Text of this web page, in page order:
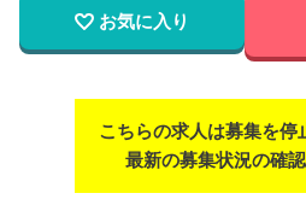
お気に入り
こちらの求人は募集を停
最新の募集状況の確認